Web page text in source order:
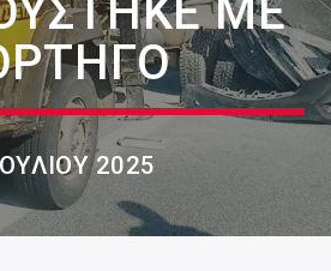
ΜΕ
2025